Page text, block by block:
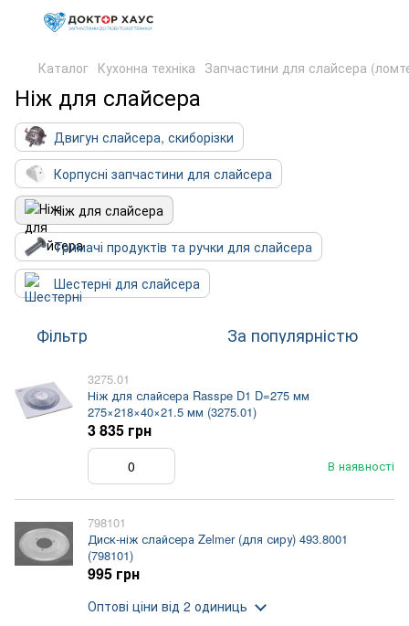
Каталог Кухонна техніка Запчастини для слайсера
Ніж для слайсера
Двигун слайсера, скиборізки
Корпусні запчастини для слайсера
Ніж для слайсера
Тримачі продуктiв та ручки для слайсера
Шестерні для слайсера
Фільтр За популярністю
3275.01
Ніж для слайсера Rasspe D1 D=275 мм
275×218×40×21.5 мм (3275.01)
В наявності
3 835 грн
798101
Диск-ніж слайсера Zelmer (для сиру) 493.8001
(798101)
995 грн
Оптові ціни від 2 одиниць